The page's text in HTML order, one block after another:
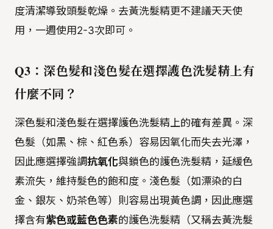
度清潔導致頭髮乾燥。去黃洗髮精更不建議天天使
用，一週使用2-3次即可。
Q3：深色髮和淺色髮在選擇護色洗髮精上有
什麼不同？
深色髮和淺色髮在選擇護色洗髮精上的確有差異。深
色髮（如黑、棕、紅色系）容易因氧化而失去光澤，
因此應選擇強調抗氧化與鎖色的護色洗髮精，延緩色
素流失，維持髮色的飽和度。淺色髮（如漂染的白
金、銀灰、奶茶色等）則容易出現黃色調，因此應選
擇含有紫色或藍色色素的護色洗髮精（又稱去黃洗髮